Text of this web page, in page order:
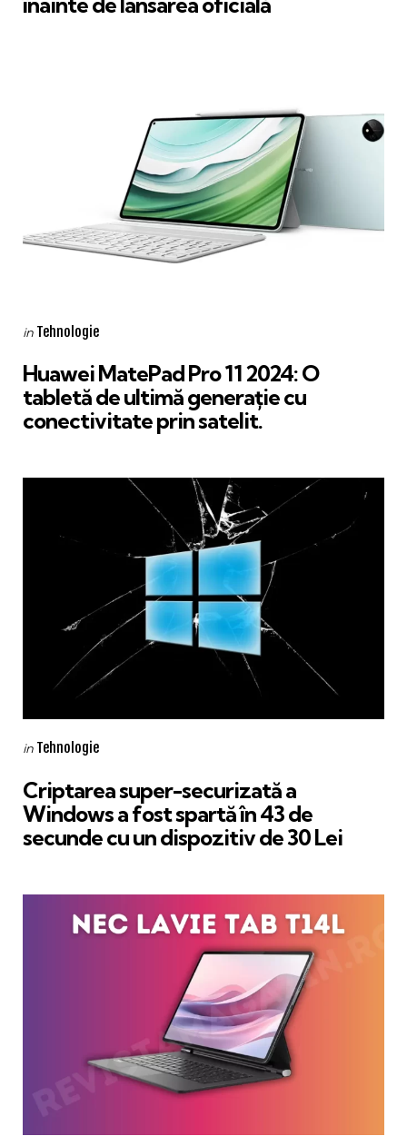
Categories
Posted
in Tehnologie
Huawei MatePad Pro 11 2024: O
tabletă de ultimă generație cu
conectivitate prin satelit.
Categories
Posted
in Tehnologie
Criptarea super-securizată a
Windows a fost spartă în 43 de
secunde cu un dispozitiv de 30 Lei